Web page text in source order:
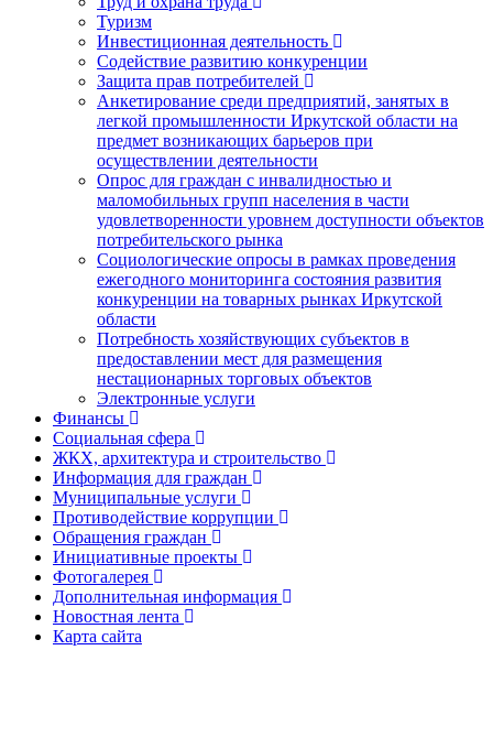
Туризм
Инвестиционная деятельность
Содействие развитию конкуренции
Защита прав потребителей
Анкетирование среди предприятий, занятых в
легкой промышленности Иркутской области на
предмет возникающих барьеров при
осуществлении деятельности
Опрос для граждан с инвалидностью и
маломобильных групп населения в части
удовлетворенности уровнем доступности объектов
потребительского рынка
Социологические опросы в рамках проведения
ежегодного мониторинга состояния развития
конкуренции на товарных рынках Иркутской
области
Потребность хозяйствующих субъектов в
предоставлении мест для размещения
нестационарных торговых объектов
Электронные услуги
Финансы
Социальная сфера
ЖКХ, архитектура и строительство
Информация для граждан
Муниципальные услуги
Противодействие коррупции
Обращения граждан
Инициативные проекты
Фотогалерея
Дополнительная информация
Новостная лента
Карта сайта